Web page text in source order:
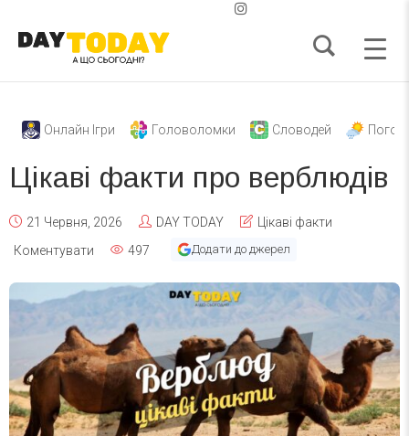
Онлайн Ігри Головоломки Словодей
Цікаві факти про верблюдів
21 Червня, 2026 DAY TODAY
Цікаві факти
Коментувати
497 Додати до джерел